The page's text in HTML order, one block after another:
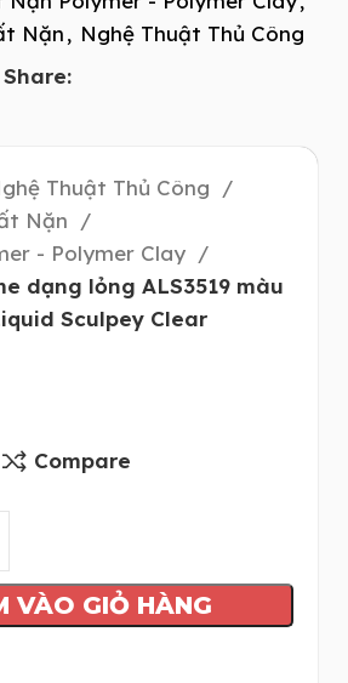
Nặn, Nghệ Thuật Thủ Công
Share:
Thuật Thủ Công
Nặn
- Polymer Clay
dạng lỏng ALS3519 màu
Sculpey Clear
Compare
VÀO GIỎ HÀNG